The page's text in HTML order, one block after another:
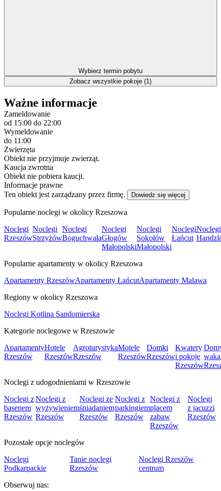
Wybierz termin pobytu
Zobacz wszystkie pokoje (1)
Ważne informacje
Zameldowanie
od 15:00 do 22:00
Wymeldowanie
do 11:00
Zwierzęta
Obiekt nie przyjmuje zwierząt.
Kaucja zwrotna
Obiekt nie pobiera kaucji.
Informacje prawne
Ten obiekt jest zarządzany przez firmę.
Dowiedz się więcej
Popularne noclegi w okolicy Rzeszowa
Noclegi
Rzeszów
Noclegi
Strzyżów
Noclegi
Boguchwała
Noclegi
Głogów
Małopolski
Noclegi
Sokołów
Małopolski
Noclegi
Łańcut
Noclegi
Popularne apartamenty w okolicy Rzeszowa
Apartamenty RzeszówApartamenty ŁańcutApartamenty Malawa
Regiony w okolicy Rzeszowa
Noclegi Kotlina Sandomierska
Kategorie noclegowe w Rzeszowie
Apartamenty
Rzeszów
Hotele
Rzeszów
Agroturystyka
Rzeszów
Motele
Rzeszów
Domki
Rzeszów
Kwatery
i pokoje
Rzeszów
Noclegi z udogodnieniami w Rzeszowie
Noclegi z
basenem
Rzeszów
Noclegi z
wyżywieniem
Rzeszów
Noclegi ze
śniadaniem
Rzeszów
Noclegi z
parkingiem
Rzeszów
Noclegi z
placem
zabaw
Rzeszów
Noclegi
z jacuzzi
Rzeszów
Pozostałe opcje noclegów
Noclegi
Podkarpackie
Tanie noclegi
Rzeszów
Noclegi Rzeszów
centrum
Obserwuj nas: